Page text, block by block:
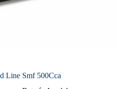
Line Smf 500Cca